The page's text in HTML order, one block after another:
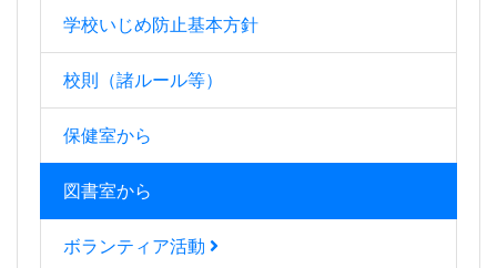
学校いじめ防止基本方針
校則（諸ルール等）
保健室から
図書室から
ボランティア活動